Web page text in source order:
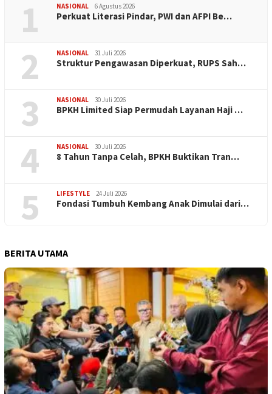
1 NASIONAL 6 Agustus 2026
Perkuat Literasi Pindar, PWI dan AFPI Be…
2 NASIONAL 31 Juli 2026
​Struktur Pengawasan Diperkuat, RUPS Sah…
3 NASIONAL 30 Juli 2026
BPKH Limited Siap Permudah Layanan Haji …
4 NASIONAL 30 Juli 2026
​8 Tahun Tanpa Celah, BPKH Buktikan Tran…
5 LIFESTYLE 24 Juli 2026
Fondasi Tumbuh Kembang Anak Dimulai dari…
BERITA UTAMA